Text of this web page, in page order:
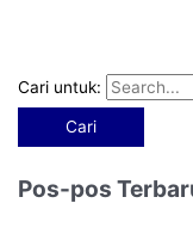
Cari untuk:
Pos-pos